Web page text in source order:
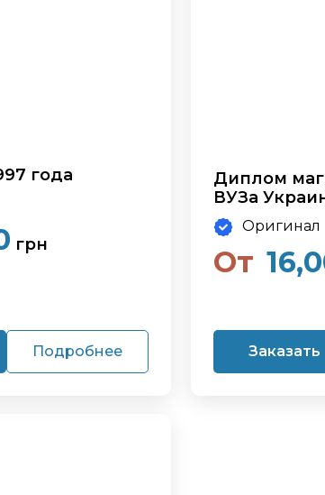
года
грн
Подробнее
Диплом
ВУЗа
Оригинал
От
Заказать